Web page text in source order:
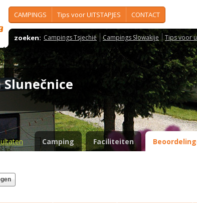
CAMPINGS Tips voor UITSTAPJES CONTACT
zoeken: Campings Tsjechië Campings Slowakije Tips voor
Camping Faciliteiten